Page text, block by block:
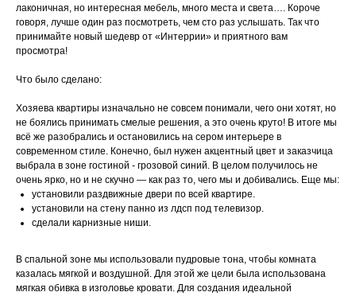
лаконичная, но интересная мебель, много места и света…. Короче
говоря, лучше один раз посмотреть, чем сто раз услышать. Так что
принимайте новый шедевр от «Интеррии» и приятного вам
просмотра!
Что было сделано:
Хозяева квартиры изначально не совсем понимали, чего они хотят, но
не боялись принимать смелые решения, а это очень круто! В итоге мы
всё же разобрались и остановились на сером интерьере в
современном стиле. Конечно, был нужен акцентный цвет и заказчица
выбрала в зоне гостиной - грозовой синий. В целом получилось не
очень ярко, но и не скучно — как раз то, чего мы и добивались. Еще мы:
установили раздвижные двери по всей квартире.
установили на стену панно из лдсп под телевизор.
сделали карнизные ниши.
В спальной зоне мы использовали пудровые тона, чтобы комната
казалась мягкой и воздушной. Для этой же цели была использована
мягкая обивка в изголовье кровати. Для создания идеальной